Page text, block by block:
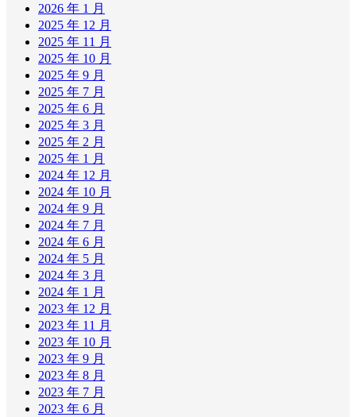
2026 年 1 月
2025 年 12 月
2025 年 11 月
2025 年 10 月
2025 年 9 月
2025 年 7 月
2025 年 6 月
2025 年 3 月
2025 年 2 月
2025 年 1 月
2024 年 12 月
2024 年 10 月
2024 年 9 月
2024 年 7 月
2024 年 6 月
2024 年 5 月
2024 年 3 月
2024 年 1 月
2023 年 12 月
2023 年 11 月
2023 年 10 月
2023 年 9 月
2023 年 8 月
2023 年 7 月
2023 年 6 月